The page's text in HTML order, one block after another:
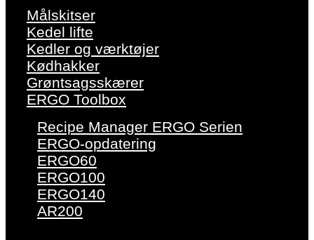
Målskitser
Kedel lifte
Kedler og værktøjer
Kødhakker
Grøntsagsskærer
ERGO Toolbox
Recipe Manager ERGO Serien
ERGO-opdatering
ERGO60
ERGO100
ERGO140
AR200